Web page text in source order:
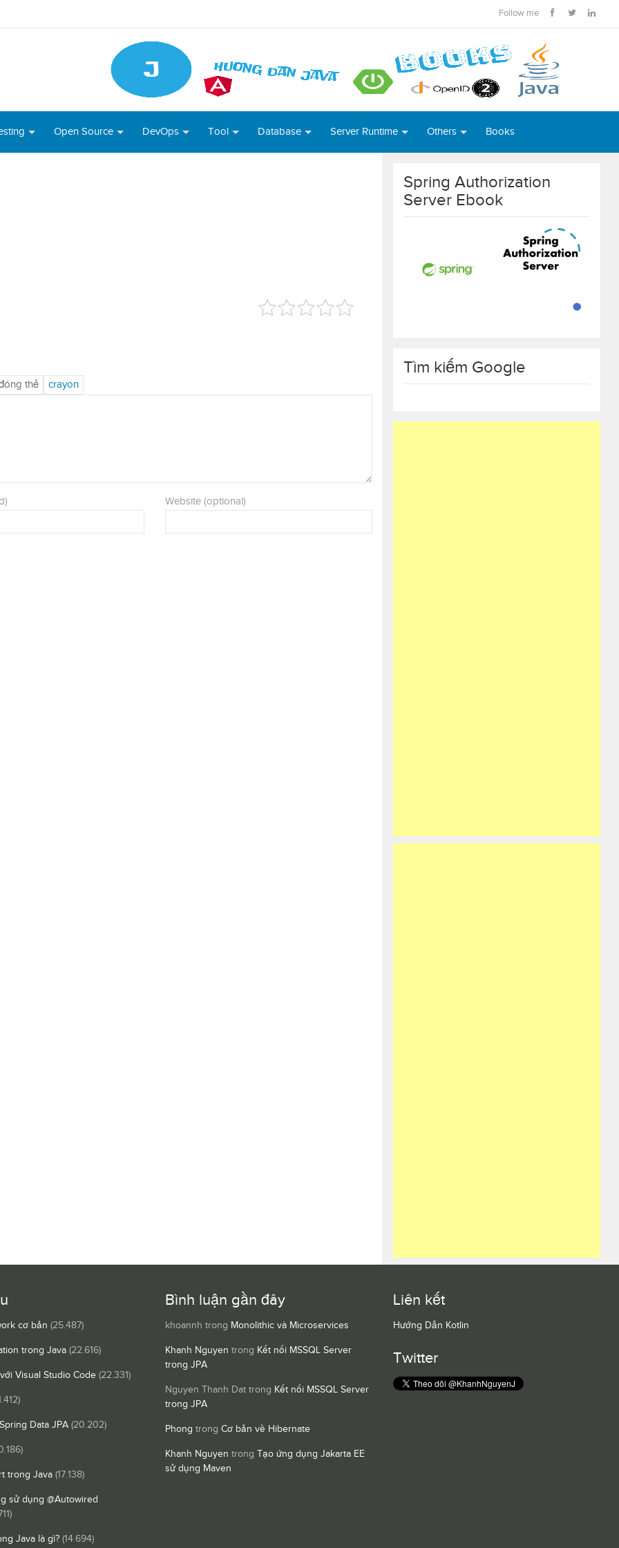
Follow me
Open Source DevOps Tool Database Server Runtime Others Books
Website (optional)
Spring Authorization
Server Ebook
Tìm kiếm Google
cơ bản (25.487)
trong Java (22.616)
Visual Studio Code (22.331)
Data JPA (20.202)
trong Java (17.138)
sử dụng @Autowired
Java là gì? (14.694)
Bình luận gần đây
khoannh trong Monolithic và Microservices
Khanh Nguyen trong Kết nối MSSQL Server
trong JPA
Nguyen Thanh Dat trong Kết nối MSSQL Server
trong JPA
Phong trong Cơ bản về Hibernate
Khanh Nguyen trong Tạo ứng dụng Jakarta EE
sử dụng Maven
Liên kết
Hướng Dẫn Kotlin
Twitter